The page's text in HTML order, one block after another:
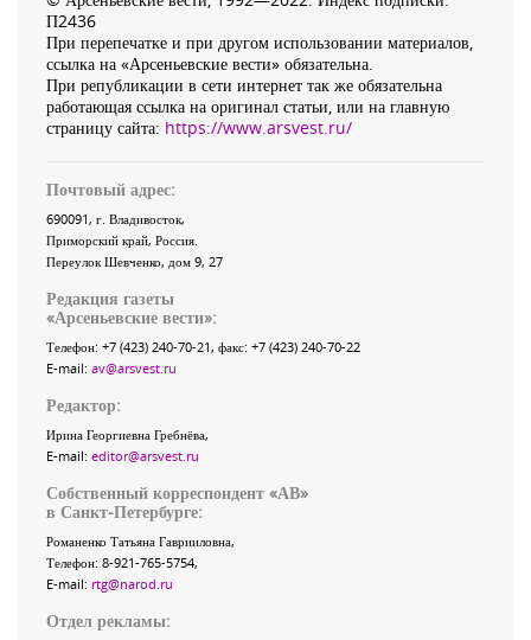
П2436
При перепечатке и при другом использовании материалов,
ссылка на «Арсеньевские вести» обязательна.
При републикации в сети интернет так же обязательна
работающая ссылка на оригинал статьи, или на главную
страницу сайта: https://www.arsvest.ru/
Почтовый адрес:
690091, г. Владивосток,
Приморский край, Россия
Переулок Шевченко, дом 9, 27
Редакция газеты
«Арсеньевские вести»:
Телефон: +7 (423) 240-70-21, факс: +7 (423) 240-70-22
E-mail: av@arsvest.ru
Редактор:
Ирина Георгиевна Гребнёва,
E-mail: editor@arsvest.ru
Собственный корреспондент «АВ»
в Санкт-Петербурге:
Романенко Татьяна Гаврииловна,
Телефон: 8-921-765-5754,
E-mail: rtg@narod.ru
Отдел рекламы: